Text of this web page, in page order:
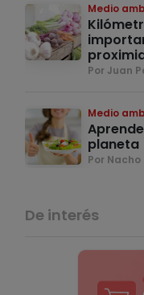
Medio
Por Juan
Medio
planeta
Por
De interés